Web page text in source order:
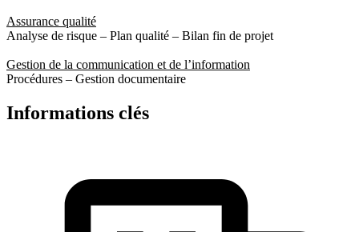
Assurance qualité
Analyse de risque – Plan qualité – Bilan fin de projet
Gestion de la communication et de l’information
Procédures – Gestion documentaire
Informations clés